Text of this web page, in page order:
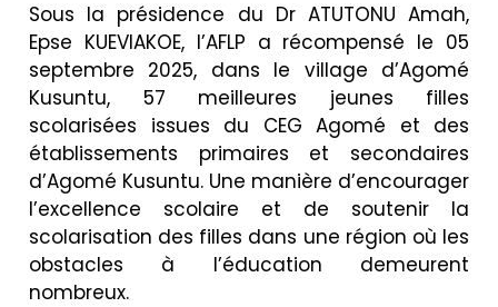
Sous la présidence du Dr ATUTONU Amah,
Epse KUEVIAKOE, l’AFLP a récompensé le 05
septembre 2025, dans le village d’Agomé
Kusuntu, 57 meilleures jeunes filles
scolarisées issues du CEG Agomé et des
établissements primaires et secondaires
d’Agomé Kusuntu. Une manière d’encourager
l’excellence scolaire et de soutenir la
scolarisation des filles dans une région où les
obstacles à l’éducation demeurent
nombreux.